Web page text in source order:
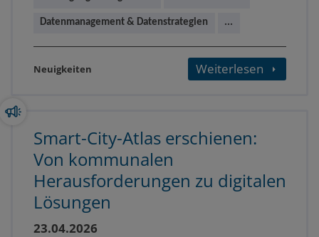
Datenmanagement & Datenstrategien ...
Neuigkeiten Weiterlesen
Smart-City-Atlas erschienen:
Von kommunalen
Herausforderungen zu digitalen
Lösungen
23.04.2026